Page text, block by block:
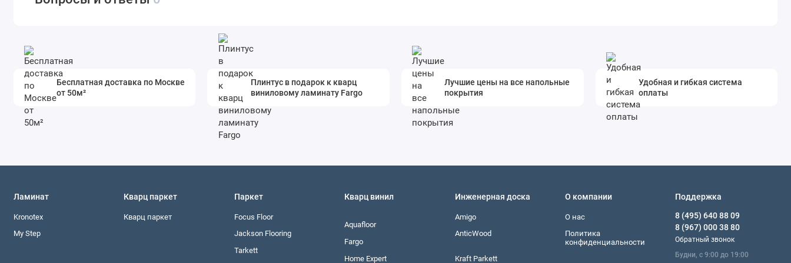
Бесплатная доставка по Москве
от 50м²
Плинтус в подарок к кварц
виниловому ламинату Fargo
Лучшие цены на все напольные
покрытия
Удобная и гибкая система
оплаты
Ламинат
Kronotex
My Step
Кварц паркет
Кварц паркет
Паркет
Focus Floor
Jackson Flooring
Tarkett
Кварц винил
Aquafloor
Fargo
Home Expert
Инженерная доска
Amigo
AnticWood
Kraft Parkett
О компании
О нас
Политика
конфиденциальности
Поддержка
8 (495) 640 88 09
8 (967) 000 38 80
Обратный звонок
Будни, с 9:00 до 19:00